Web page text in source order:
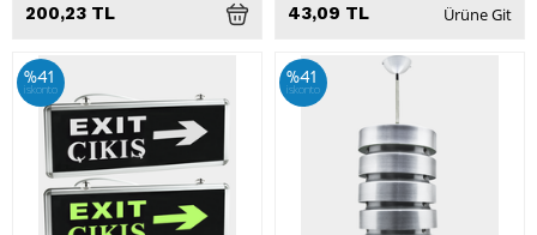
200,23 TL 43,09 TL Ürüne Git
%41
iskonto
%41
iskonto